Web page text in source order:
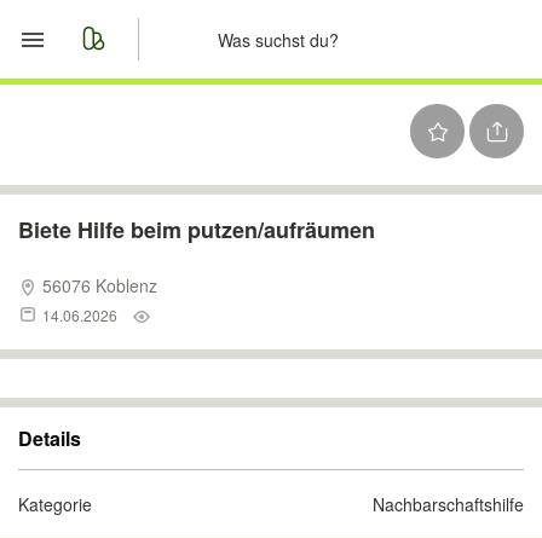
Nachrichten
Anzeige aufgeben
Biete Hilfe beim putzen/aufräumen
56076 Koblenz
14.06.2026
Details
Kategorie Nachbarschaftshilfe